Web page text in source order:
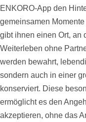
ENKORO-App den
gemeinsamen
gibt ihnen einen Ort, an
Weiterleben ohne
werden bewahrt,
sondern auch in einer
konserviert. Diese
ermöglicht es den
akzeptieren, ohne das